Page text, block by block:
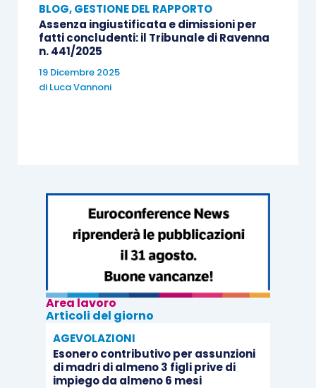
BLOG,GESTIONE DEL RAPPORTO
Assenza ingiustificata e dimissioni per
fatti concludenti: il Tribunale di Ravenna
n. 441/2025
19 Dicembre 2025
di Luca Vannoni
Area lavoro
Articoli del giorno
AGEVOLAZIONI
Esonero contributivo per assunzioni
di madri di almeno 3 figli prive di
impiego da almeno 6 mesi